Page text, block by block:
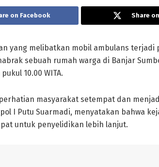
on Facebook Share
yang melibatkan mobil ambulans terjadi
sebuah rumah warga di Banjar
10.00 WITA.
masyarakat setempat dan
I Putu Suarmadi, menyatakan bahwa
untuk penyelidikan lebih lanjut.